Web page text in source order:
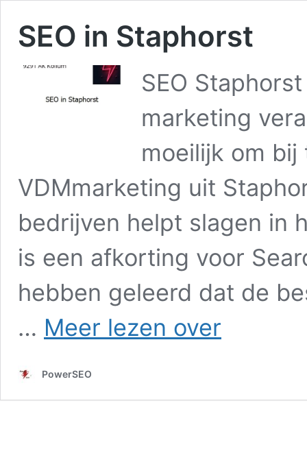
SEO in Staphorst
SEO
marketing
moeilijk om bij
VDMmarketing uit
bedrijven helpt slagen in
is een afkorting voor
hebben geleerd dat de
… Meer lezen over
PowerSEO